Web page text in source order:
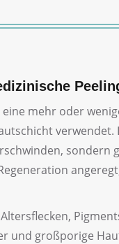
mehr oder
verwendet.
sondern
Altersflecken,
und großporige